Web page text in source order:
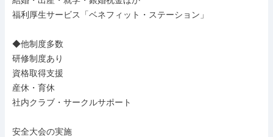
福利厚生サービス「ベネフィット・ステーション」
◆他制度多数
研修制度あり
資格取得支援
産休・育休
社内クラブ・サークルサポート
安全大会の実施